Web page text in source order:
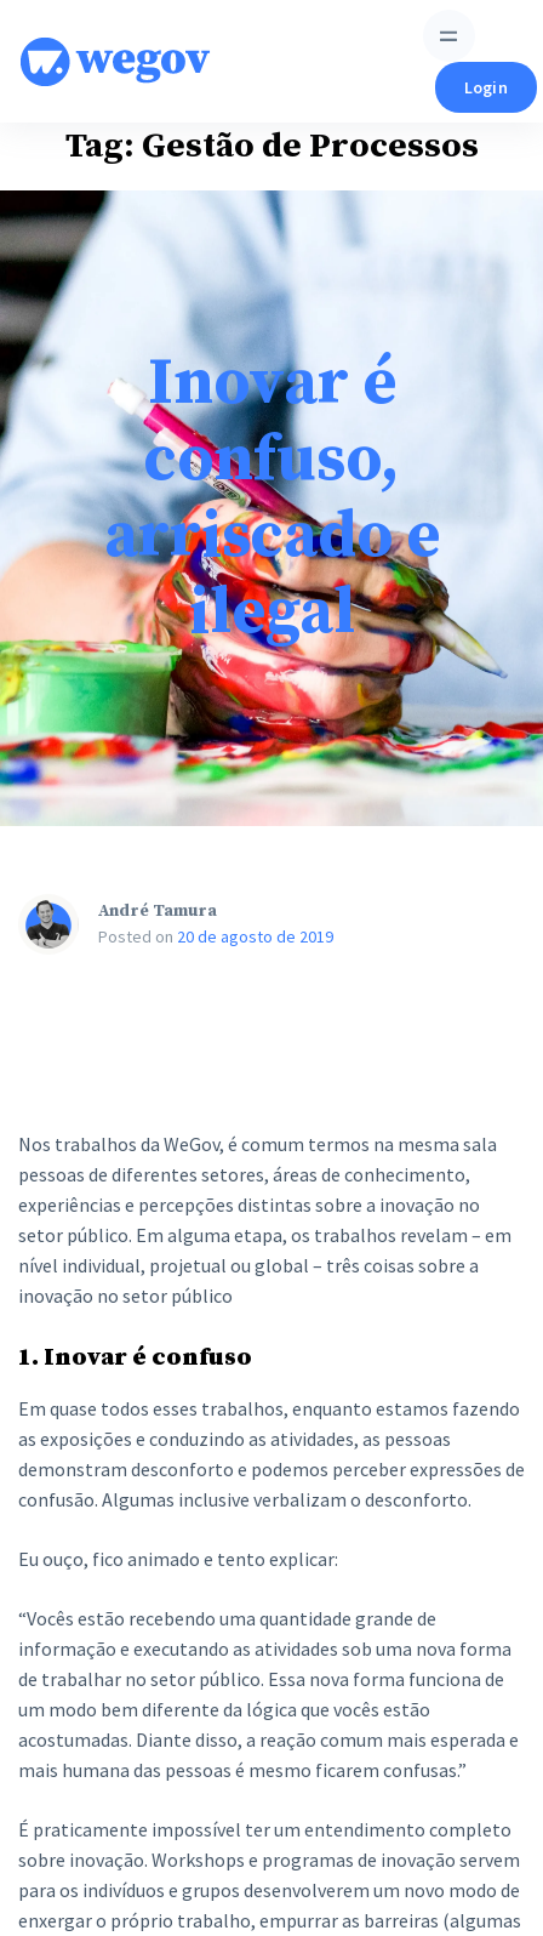
content
Login
Tag: Gestão de Processos
Inovar é
confuso,
arriscado e
ilegal
André Tamura
Posted on 20 de agosto de 2019
Nos trabalhos da WeGov, é comum termos na mesma sala
pessoas de diferentes setores, áreas de conhecimento,
experiências e percepções distintas sobre a inovação no
setor público. Em alguma etapa, os trabalhos revelam – em
nível individual, projetual ou global – três coisas sobre a
inovação no setor público
1. Inovar é confuso
Em quase todos esses trabalhos, enquanto estamos fazendo
as exposições e conduzindo as atividades, as pessoas
demonstram desconforto e podemos perceber expressões de
confusão. Algumas inclusive verbalizam o desconforto.
Eu ouço, fico animado e tento explicar:
“Vocês estão recebendo uma quantidade grande de
informação e executando as atividades sob uma nova forma
de trabalhar no setor público. Essa nova forma funciona de
um modo bem diferente da lógica que vocês estão
acostumadas. Diante disso, a reação comum mais esperada e
mais humana das pessoas é mesmo ficarem confusas.”
É praticamente impossível ter um entendimento completo
sobre inovação. Workshops e programas de inovação servem
para os indivíduos e grupos desenvolverem um novo modo de
enxergar o próprio trabalho, empurrar as barreiras (algumas